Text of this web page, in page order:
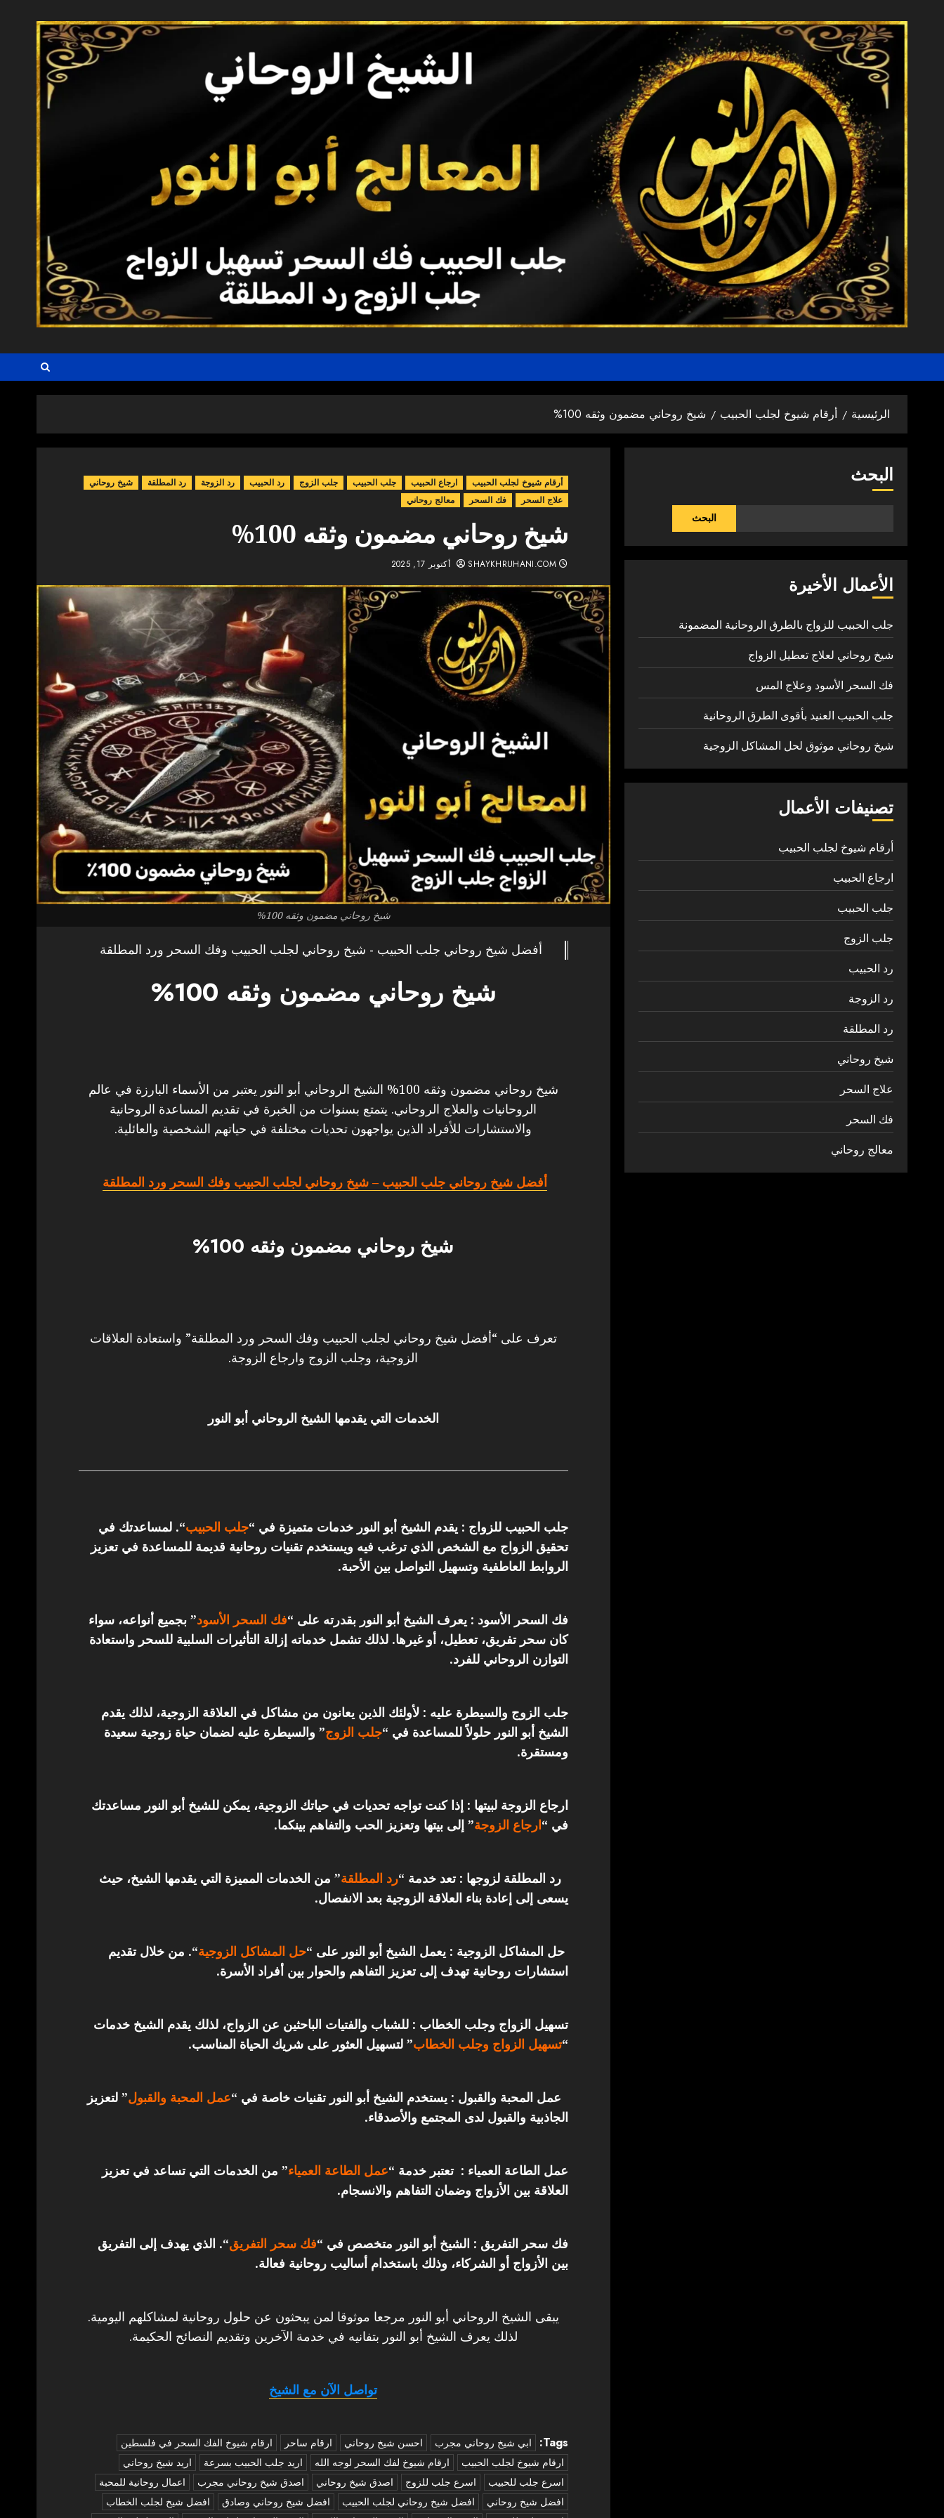
المحتوى
الرئيسية أرقام شيوخ لجلب الحبيب شيخ روحاني مضمون وثقه 100%
أرقام شيوخ لجلب الحبيب ارجاع الحبيب جلب الحبيب جلب الزوج رد الحبيب رد الزوجة رد المطلقة
شيخ روحاني
علاج السحر
فك السحر معالج روحاني
شيخ روحاني مضمون وثقه 100%
SHAYKHRUHANI.COM أكتوبر 17, 2025
شيخ روحاني مضمون وثقه 100%
أفضل شيخ روحاني جلب الحبيب - شيخ روحاني لجلب الحبيب وفك السحر ورد المطلقة
شيخ روحاني مضمون وثقه 100%
شيخ روحاني مضمون وثقه 100% الشيخ الروحاني أبو النور يعتبر من الأسماء البارزة في عالم
الروحانيات والعلاج الروحاني. يتمتع بسنوات من الخبرة في تقديم المساعدة الروحانية
والاستشارات للأفراد الذين يواجهون تحديات مختلفة في حياتهم الشخصية والعائلية.
أفضل شيخ روحاني جلب الحبيب – شيخ روحاني لجلب الحبيب وفك السحر ورد المطلقة
شيخ روحاني مضمون وثقه 100%
تعرف على “أفضل شيخ روحاني لجلب الحبيب وفك السحر ورد المطلقة” واستعادة العلاقات
الزوجية، وجلب الزوج وارجاع الزوجة.
الخدمات التي يقدمها الشيخ الروحاني أبو النور
جلب الحبيب للزواج : يقدم الشيخ أبو النور خدمات متميزة في “جلب الحبيب“. لمساعدتك في
تحقيق الزواج مع الشخص الذي ترغب فيه ويستخدم تقنيات روحانية قديمة للمساعدة في تعزيز
الروابط العاطفية وتسهيل التواصل بين الأحبة.
فك السحر الأسود : يعرف الشيخ أبو النور بقدرته على “فك السحر الأسود” بجميع أنواعه، سواء
كان سحر تفريق، تعطيل، أو غيرها. لذلك تشمل خدماته إزالة التأثيرات السلبية للسحر واستعادة
التوازن الروحاني للفرد.
جلب الزوج والسيطرة عليه : لأولئك الذين يعانون من مشاكل في العلاقة الزوجية، لذلك يقدم
الشيخ أبو النور حلولاً للمساعدة في “جلب الزوج” والسيطرة عليه لضمان حياة زوجية سعيدة
ومستقرة.
ارجاع الزوجة لبيتها : إذا كنت تواجه تحديات في حياتك الزوجية، يمكن للشيخ أبو النور مساعدتك
في “ارجاع الزوجة” إلى بيتها وتعزيز الحب والتفاهم بينكما.
رد المطلقة لزوجها : تعد خدمة “رد المطلقة” من الخدمات المميزة التي يقدمها الشيخ، حيث
يسعى إلى إعادة بناء العلاقة الزوجية بعد الانفصال.
حل المشاكل الزوجية : يعمل الشيخ أبو النور على “حل المشاكل الزوجية“. من خلال تقديم
استشارات روحانية تهدف إلى تعزيز التفاهم والحوار بين أفراد الأسرة.
تسهيل الزواج وجلب الخطاب : للشباب والفتيات الباحثين عن الزواج، لذلك يقدم الشيخ خدمات
“تسهيل الزواج وجلب الخطاب” لتسهيل العثور على شريك الحياة المناسب.
عمل المحبة والقبول : يستخدم الشيخ أبو النور تقنيات خاصة في “عمل المحبة والقبول” لتعزيز
الجاذبية والقبول لدى المجتمع والأصدقاء.
عمل الطاعة العمياء : تعتبر خدمة “عمل الطاعة العمياء” من الخدمات التي تساعد في تعزيز
العلاقة بين الأزواج وضمان التفاهم والانسجام.
فك سحر التفريق : الشيخ أبو النور متخصص في “فك سحر التفريق“. الذي يهدف إلى التفريق
بين الأزواج أو الشركاء، وذلك باستخدام أساليب روحانية فعالة.
يبقى الشيخ الروحاني أبو النور مرجعا موثوقا لمن يبحثون عن حلول روحانية لمشاكلهم اليومية.
لذلك يعرف الشيخ أبو النور بتفانيه في خدمة الآخرين وتقديم النصائح الحكيمة.
تواصل الآن مع الشيخ
Tags: ‏ابي شيخ روحاني مجرب احسن شيخ روحاني ارقام ساحر
ارقام شيوخ الفك السحر في فلسطين
ارقام شيوخ لجلب الحبيب
ارقام شيوخ لفك السحر لوجه الله اريد جلب الحبيب بسرعة
اريد شيخ روحاني
اسرع جلب للحبيب
اسرع جلب للزوج اصدق شيخ روحاني اصدق شيخ روحاني مجرب
اعمال روحانية للمحبة
افضل شيخ روحاني
افضل شيخ روحاني لجلب الحبيب افضل شيخ روحاني وصادق
افضل شيخ لجلب الخطاب
البحث
البحث
الأعمال الأخيرة
جلب الحبيب للزواج بالطرق الروحانية المضمونة
شيخ روحاني لعلاج تعطيل الزواج
فك السحر الأسود وعلاج المس
جلب الحبيب العنيد بأقوى الطرق الروحانية
شيخ روحاني موثوق لحل المشاكل الزوجية
تصنيفات الأعمال
أرقام شيوخ لجلب الحبيب
ارجاع الحبيب
جلب الحبيب
جلب الزوج
رد الحبيب
رد الزوجة
رد المطلقة
شيخ روحاني
علاج السحر
فك السحر
معالج روحاني